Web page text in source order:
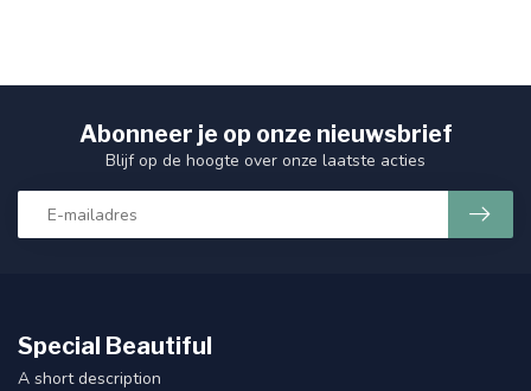
Abonneer je op onze nieuwsbrief
Blijf op de hoogte over onze laatste acties
Special Beautiful
A short description